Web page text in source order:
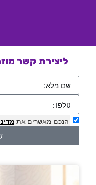
ליצירת קשר
הנכם מאשרים את